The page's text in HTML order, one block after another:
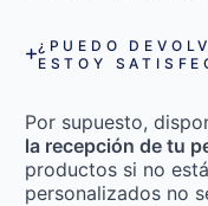
¿PUEDO
ESTOY
Por supuesto,
la recepción de tu
productos si no
personalizados no